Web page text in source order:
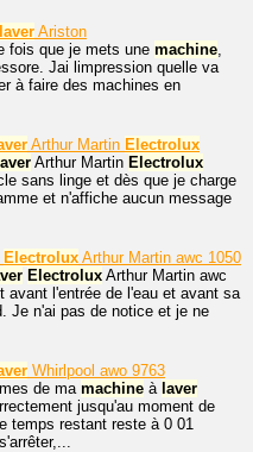
laver Ariston
fois que je mets une machine,
Jai limpression quelle va
à faire des machines en
Arthur Martin Electrolux
laver Arthur Martin Electrolux
sans linge et dès que je charge
et n'affiche aucun message
Electrolux Arthur Martin awc 1050
Electrolux Arthur Martin awc
avant l'entrée de l'eau et avant sa
Je n'ai pas de notice et je ne
Whirlpool awo 9763
de mamachine à laver
jusqu'au moment de
temps restant reste à 0 01